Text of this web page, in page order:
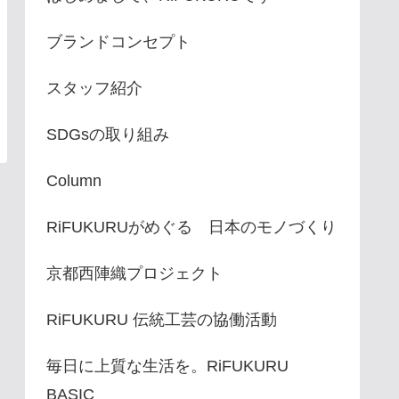
ブランドコンセプト
スタッフ紹介
SDGsの取り組み
Column
RiFUKURUがめぐる 日本のモノづくり
京都西陣織プロジェクト
RiFUKURU 伝統工芸の協働活動
毎日に上質な生活を。RiFUKURU
BASIC